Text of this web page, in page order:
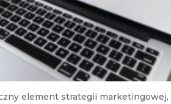
element strategii marketingowej,